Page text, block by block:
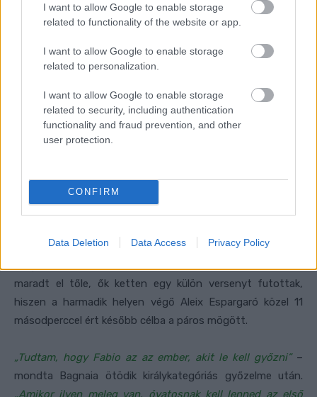
I want to allow Google to enable storage
related to functionality of the website or app.
I want to allow Google to enable storage
related to personalization.
I want to allow Google to enable storage
related to security, including authentication
functionality and fraud prevention, and other
user protection.
CONFIRM
Data Deletion Data Access Privacy Policy